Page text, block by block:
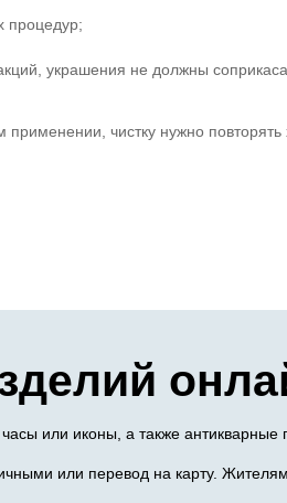
процедур;
украшения не должны
чистку нужно повторять
или иконы, а также
или перевод на карту.